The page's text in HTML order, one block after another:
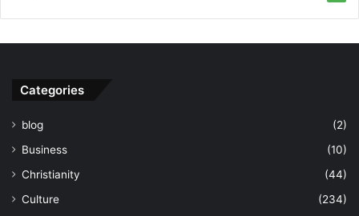
Categories
blog
(2)
Business
(10)
Christianity
(44)
Culture
(234)